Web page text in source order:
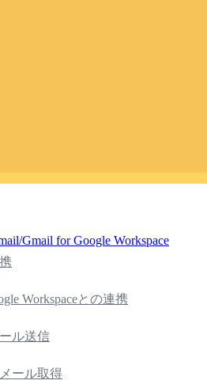
Gmail for Google Workspace
Workspaceとの連携
ル送信
ール取得